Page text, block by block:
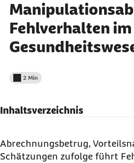
Fehlverhalten im
Lesedauer weniger als
2 Min
Inhaltsverzeichnis
Wichtige Fragen und
Abrechnungsbetrug,
Schätzungen zufolge führt